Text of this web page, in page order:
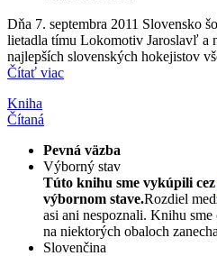
Dňa 7. septembra 2011 Slovensko
lietadla tímu Lokomotiv Jaroslavľ a
najlepších slovenských hokejistov
Čítať viac
Kniha
Čítaná
Pevná väzba
Výborný stav
Túto knihu sme vykúpili cez
výbornom stave.Rozdiel
asi ani nespoznali. Knihu
na niektorých obaloch
Slovenčina